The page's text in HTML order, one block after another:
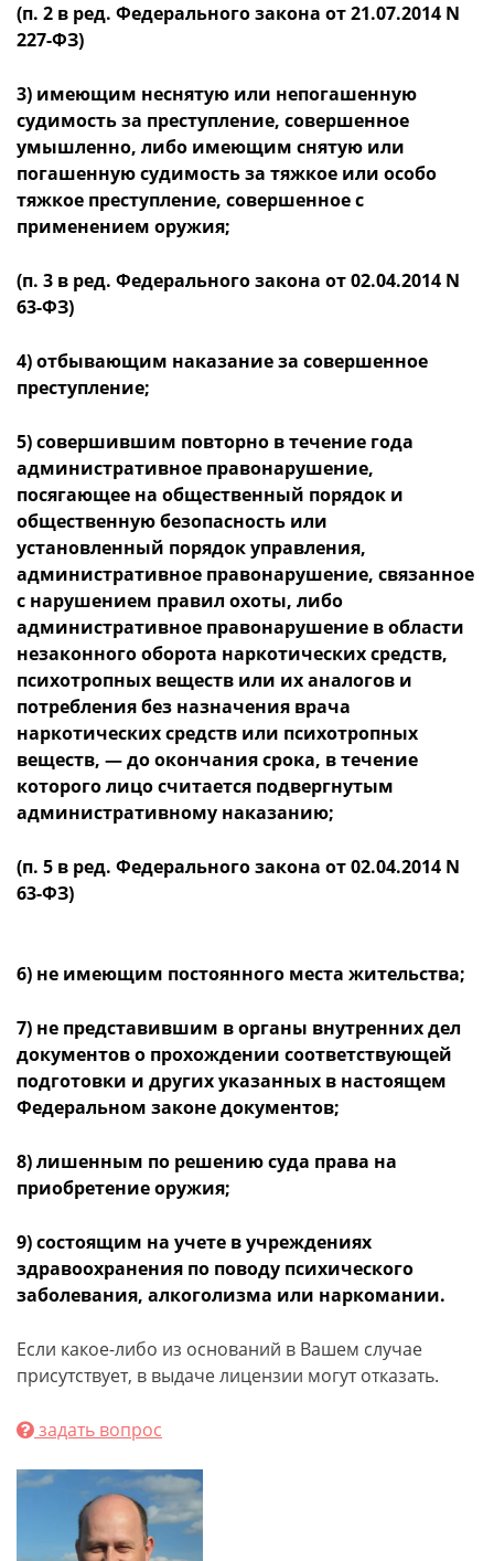
(п. 2 в ред. Федерального закона от 21.07.2014 N
227-ФЗ)
3) имеющим неснятую или непогашенную
судимость за преступление, совершенное
умышленно, либо имеющим снятую или
погашенную судимость за тяжкое или особо
тяжкое преступление, совершенное с
применением оружия;
(п. 3 в ред. Федерального закона от 02.04.2014 N
63-ФЗ)
4) отбывающим наказание за совершенное
преступление;
5) совершившим повторно в течение года
административное правонарушение,
посягающее на общественный порядок и
общественную безопасность или
установленный порядок управления,
административное правонарушение, связанное
с нарушением правил охоты, либо
административное правонарушение в области
незаконного оборота наркотических средств,
психотропных веществ или их аналогов и
потребления без назначения врача
наркотических средств или психотропных
веществ, — до окончания срока, в течение
которого лицо считается подвергнутым
административному наказанию;
(п. 5 в ред. Федерального закона от 02.04.2014 N
63-ФЗ)
6) не имеющим постоянного места жительства;
7) не представившим в органы внутренних дел
документов о прохождении соответствующей
подготовки и других указанных в настоящем
Федеральном законе документов;
8) лишенным по решению суда права на
приобретение оружия;
9) состоящим на учете в учреждениях
здравоохранения по поводу психического
заболевания, алкоголизма или наркомании.
Если какое-либо из оснований в Вашем случае
присутствует, в выдаче лицензии могут отказать.
задать вопрос